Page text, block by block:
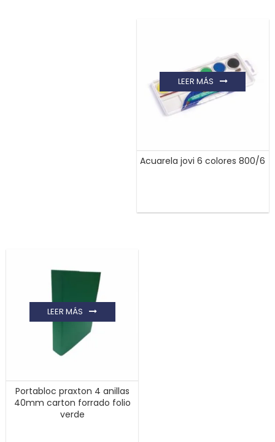
Acuarela jovi 6 colores 800/6
LEER MÁS
Portabloc praxton 4 anillas
40mm carton forrado folio
verde
LEER MÁS